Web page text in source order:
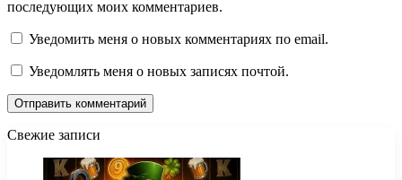
последующих моих комментариев.
Уведомить меня о новых комментариях по email.
Уведомлять меня о новых записях почтой.
Свежие записи